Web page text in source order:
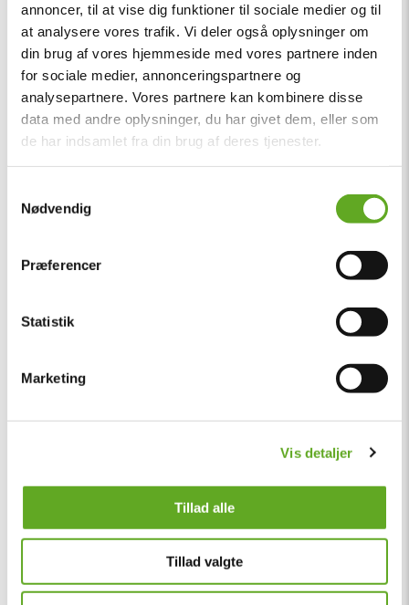
annoncer, til at vise dig funktioner til sociale medier og til
at analysere vores trafik. Vi deler også oplysninger om
din brug af vores hjemmeside med vores partnere inden
for sociale medier, annonceringspartnere og
analysepartnere. Vores partnere kan kombinere disse
data med andre oplysninger, du har givet dem, eller som
de har indsamlet fra din brug af deres tjenester.
Nødvendig
Præferencer
Statistik
Marketing
Vis detaljer
Tillad alle
Tillad valgte